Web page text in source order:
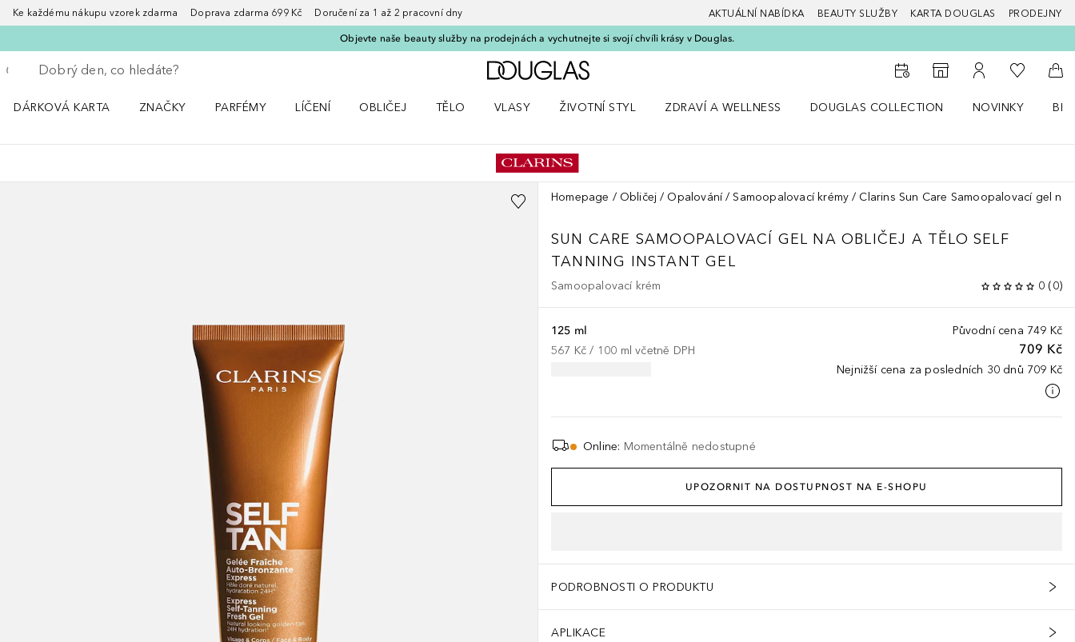
Ke každému nákupu vzorek zdarma Doprava zdarma 699 Kč Doručení za 1 až 2 pracovní dny AKTUÁLNÍ NABÍDKA BEAUTY SLUŽBY KARTA DOUGLAS PRODEJNY
Objevte naše beauty služby na prodejnách a vychutnejte si svojí chvíli krásy v Douglas.
Vraťte se
Proveďte vyhledávání
Domů
K vyhledávači prodejen
K mému účtu
K mému
Do
DÁRKOVÁ KARTA
ZNAČKY
PARFÉMY
LÍČENÍ
OBLIČEJ
TĚLO
VLASY
ŽIVOTNÍ STYL
ZDRAVÍ A WELLNESS
DOUGLAS COLLECTION
NOVINKY
Homepage Obličej Opalování Samoopalovací krémy Clarins Sun Care Samoopalovací gel
SUN CARE SAMOOPALOVACÍ GEL NA OBLIČEJ A TĚLO SELF
TANNING INSTANT GEL
Samoopalovací krém 0 (0)
Původní cena 749 Kč
709 Kč
Nejnižší cena za posledních 30 dnů 709 Kč
125 ml
567 Kč / 100 ml včetně DPH
Online: Momentálně nedostupné
UPOZORNIT NA DOSTUPNOST NA E-SHOPU
PODROBNOSTI O PRODUKTU
APLIKACE